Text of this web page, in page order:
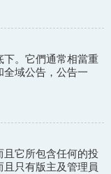
下。它們通常相當重
全域公告，公告一
且它所包含任何的投
只有版主及管理員